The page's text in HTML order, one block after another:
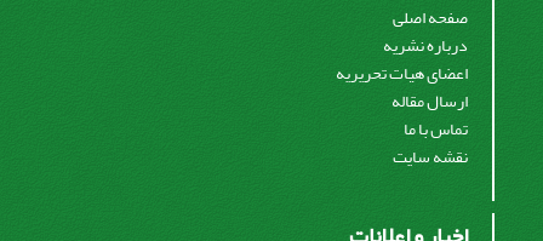
صفحه اصلی
درباره نشریه
اعضای هیات تحریریه
ارسال مقاله
تماس با ما
نقشه سایت